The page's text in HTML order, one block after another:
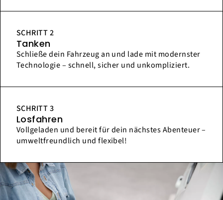
SCHRITT 2
Tanken
Schließe dein Fahrzeug an und lade mit modernster
Technologie – schnell, sicher und unkompliziert.
SCHRITT 3
Losfahren
Vollgeladen und bereit für dein nächstes Abenteuer –
umweltfreundlich und flexibel!